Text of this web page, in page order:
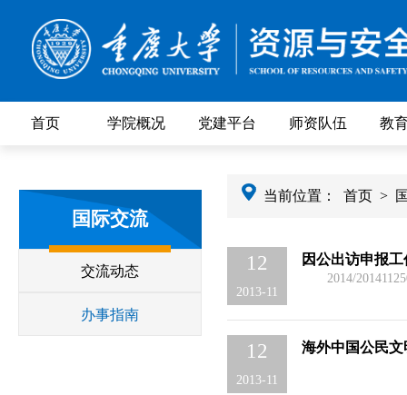
首页 学院概况 党建平台 师资队伍 教
国际交流
交流动态
办事指南
当前位置： 首页 >
12
2013-11
因公出访申报
2014/
12
2013-11
海外中国公民